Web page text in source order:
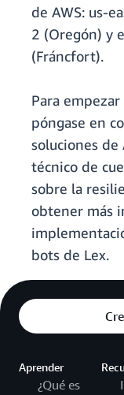
de AWS: us-
2 (Oregón) y
(Fráncfort).
Para
póngase en
soluciones de
técnico de
sobre la
obtener más
bots de Lex.
Aprender
¿Qué es